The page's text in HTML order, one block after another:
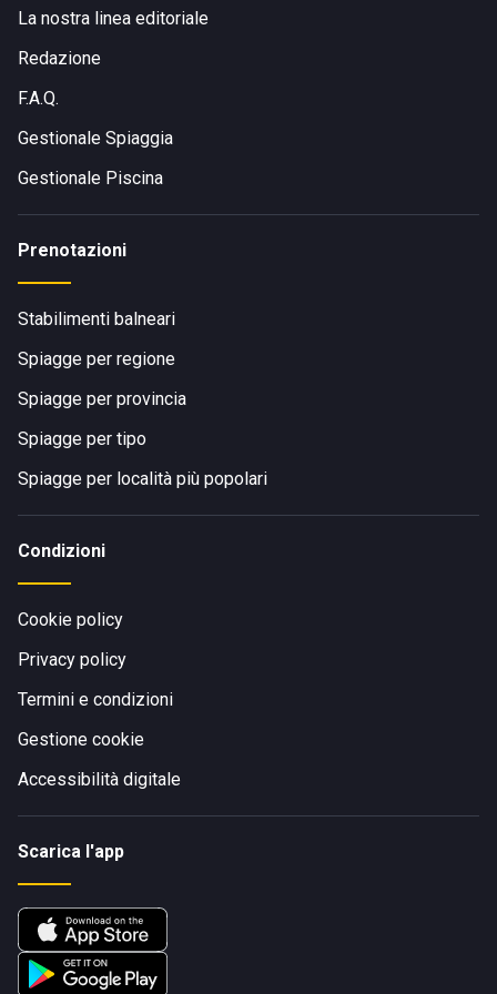
La nostra linea editoriale
Redazione
F.A.Q.
Gestionale Spiaggia
Gestionale Piscina
Prenotazioni
Stabilimenti balneari
Spiagge per regione
Spiagge per provincia
Spiagge per tipo
Spiagge per località più popolari
Condizioni
Cookie policy
Privacy policy
Termini e condizioni
Gestione cookie
Accessibilità digitale
Scarica l'app